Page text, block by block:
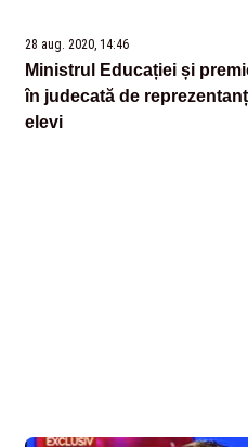
28 aug. 2020, 14:46
Ministrul Educației și
în judecată de
elevi